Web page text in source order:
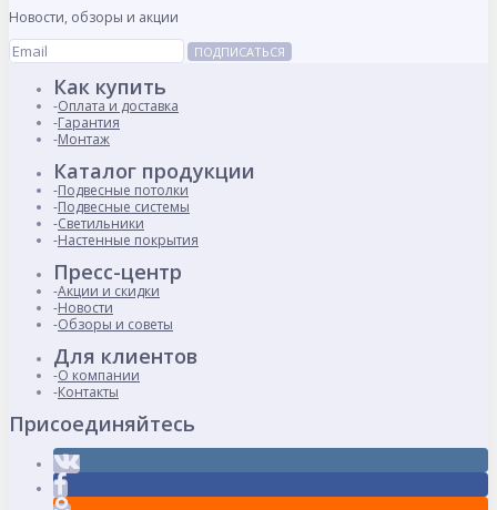
Новости, обзоры и акции
ПОДПИСАТЬСЯ
Как купить
Оплата и доставка
Гарантия
Монтаж
Каталог продукции
Подвесные потолки
Подвесные системы
Светильники
Настенные покрытия
Пресс-центр
Акции и скидки
Новости
Обзоры и советы
Для клиентов
О компании
Контакты
Присоединяйтесь